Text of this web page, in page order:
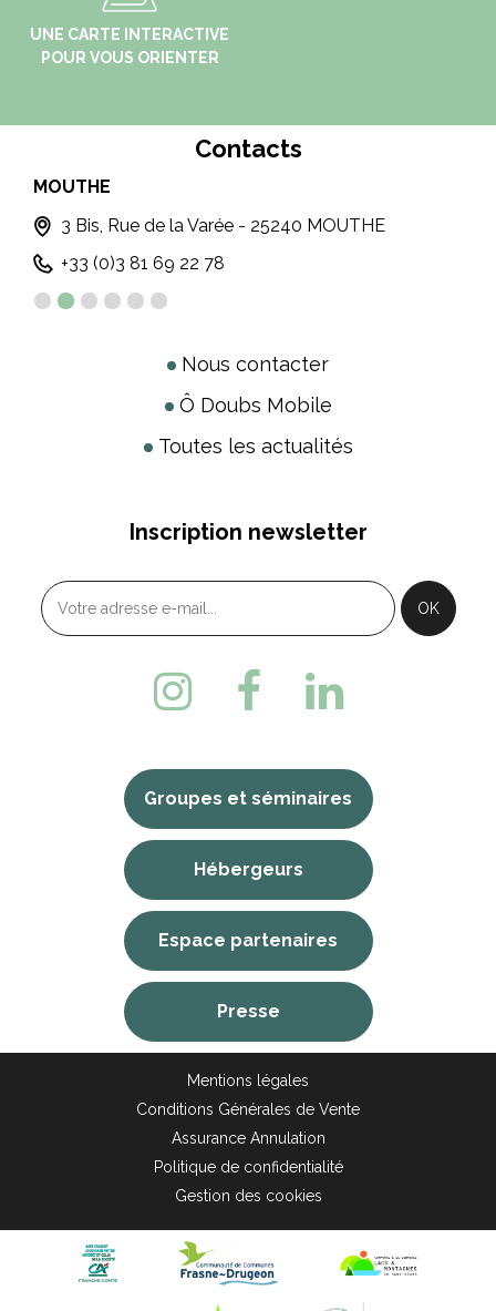
UNE CARTE INTERACTIVE
POUR VOUS ORIENTER
Contacts
MOUTHE
3 Bis, Rue de la Varée - 25240 MOUTHE
+33 (0)3 81 69 22 78
Nous contacter
Ô Doubs Mobile
Toutes les actualités
Inscription newsletter
Groupes et séminaires
Hébergeurs
Espace partenaires
Presse
Mentions légales
Conditions Générales de Vente
Assurance Annulation
Politique de confidentialité
Gestion des cookies